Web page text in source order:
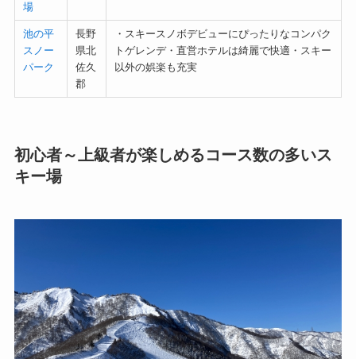
場
池の平
スノー
パーク
長野
県北
佐久
郡
・スキースノボデビューにぴったりなコンパク
トゲレンデ・直営ホテルは綺麗で快適・スキー
以外の娯楽も充実
初心者～上級者が楽しめるコース数の多いス
キー場